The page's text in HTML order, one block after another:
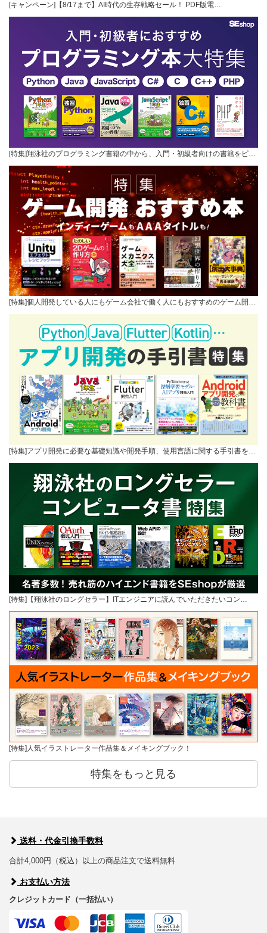
[キャンペーン]【8/17まで】AI時代の生存戦略セール！ PDF版電…
[特集]翔泳社のプログラミング書籍の中から、入門・初級者向けの書籍をピ…
[特集]個人開発している人にもゲーム会社で働く人にもおすすめのゲーム開…
[特集]アプリ開発に必要な基礎知識や開発手順、使用言語に関する手引書を…
[特集]【翔泳社のロングセラー】ITエンジニアに読んでいただきたいコン…
[特集]人気イラストレーター作品集＆メイキングブック！
特集をもっと見る
送料・代金引換手数料
合計4,000円（税込）以上の商品注文で送料無料
お支払い方法
クレジットカード（一括払い）